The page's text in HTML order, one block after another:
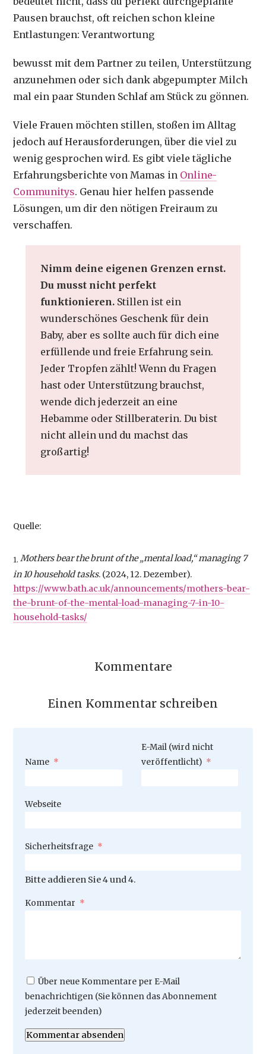
Pausen brauchst, oft reichen schon kleine
Entlastungen: Verantwortung
bewusst mit dem Partner zu teilen, Unterstützung
anzunehmen oder sich dank abgepumpter Milch
mal ein paar Stunden Schlaf am Stück zu gönnen.
Viele Frauen möchten stillen, stoßen im Alltag
jedoch auf Herausforderungen, über die viel zu
wenig gesprochen wird. Es gibt viele tägliche
Erfahrungsberichte von Mamas in Online-
Communitys. Genau hier helfen passende
Lösungen, um dir den nötigen Freiraum zu
verschaffen.
Nimm deine eigenen Grenzen ernst.
Du musst nicht perfekt
funktionieren. Stillen ist ein
wunderschönes Geschenk für dein
Baby, aber es sollte auch für dich eine
erfüllende und freie Erfahrung sein.
Jeder Tropfen zählt! Wenn du Fragen
hast oder Unterstützung brauchst,
wende dich jederzeit an eine
Hebamme oder Stillberaterin. Du bist
nicht allein und du machst das
großartig!
Quelle:
1.Mothers bear the brunt of the „mental load,“ managing 7
in 10 household tasks. (2024, 12. Dezember).
https://www.bath.ac.uk/announcements/mothers-bear-
the-brunt-of-the-mental-load-managing-7-in-10-
household-tasks/
Kommentare
Einen Kommentar schreiben
Pflichtfeld
Name *
Pflichtfeld
E-Mail (wird nicht
veröffentlicht) *
Webseite
Pflichtfeld
Sicherheitsfrage *
Bitte addieren Sie 4 und 4.
Pflichtfeld
Kommentar *
Über neue Kommentare per E-Mail
benachrichtigen (Sie können das Abonnement
jederzeit beenden)
Kommentar absenden